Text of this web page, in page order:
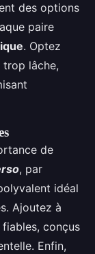
des options
paire
. Optez
trop lâche,
de
, par
idéal
Ajoutez à
conçus
Enfin,